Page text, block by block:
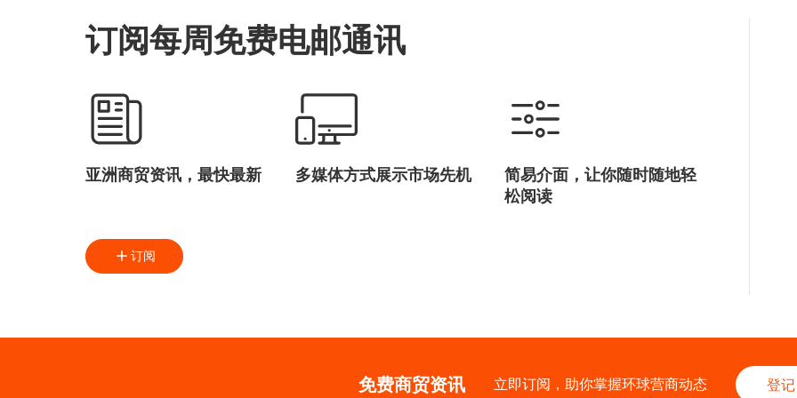
订阅每周免费电邮通讯
亚洲商贸资讯，最快最新 多媒体方式展示市场先机
简易介面，让你随时随地轻
松阅读
订阅
免费商贸资讯 立即订阅，助你掌握环球营商动态 登记